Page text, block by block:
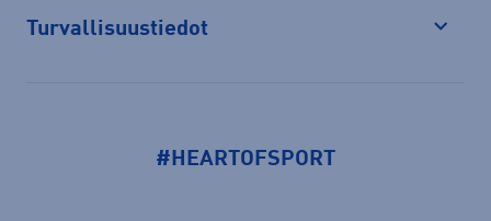
Turvallisuustiedot
#HEARTOFSPORT